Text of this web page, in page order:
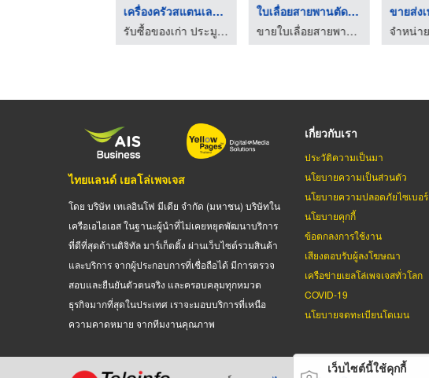
เครื่องครัวสแตนเลสมื ...
รับซื้อของเก่า ประมูลของเก่า - วงศกร
ใบเลื่อยสายพานตัดเนื ...
ขายใบเลื่อยสายพาน ใบเลื่อยวงเดือน ดอกเจาะ-ตรงกมล
ไทยแลนด์ เยลโล่เพจเจส
โดย บริษัท เทเลอินโฟ มีเดีย จำกัด (มหาชน) บริษัทใน
เครือเอไอเอส ในฐานะผู้นำที่ไม่เคยหยุดพัฒนาบริการ
ที่ดีที่สุดด้านดิจิทัล มาร์เก็ตติ้ง ผ่านเว็บไซต์รวมสินค้า
และบริการ จากผู้ประกอบการที่เชื่อถือได้ มีการตรวจ
สอบและยืนยันตัวตนจริง และครอบคลุมทุกหมวด
ธุรกิจมากที่สุดในประเทศ เราจะมอบบริการที่เหนือ
ความคาดหมาย จากทีมงานคุณภาพ
เกี่ยวกับเรา
ประวัติความเป็นมา
นโยบายความเป็นส่วนตัว
นโยบายความปลอดภัยไซเบอร์
นโยบายคุกกี้
ข้อตกลงการใช้งาน
เสียงตอบรับผู้ลงโฆษณา
เครือข่ายเยลโล่เพจเจสทั่วโลก
COVID-19
นโยบายจดทะเบียนโดเมน
เว็บไซต์นี้ใช้คุกกี้